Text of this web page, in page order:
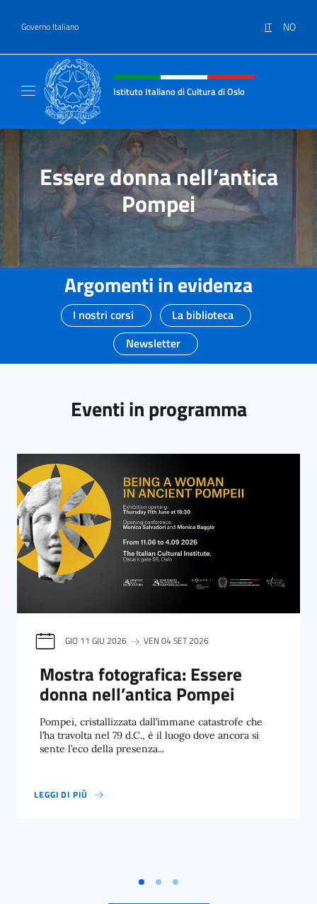
Governo Italiano IT NO
Intestazione sito, social e menù
Istituto Italiano di Cultura di Oslo
Essere donna nell’antica
Pompei
Argomenti in evidenza
I nostri corsi
La biblioteca
Newsletter
Eventi in programma
GIO 11 GIU 2026 VEN 04 SET 2026
Mostra fotografica: Essere
donna nell’antica Pompei
Pompei, cristallizzata dall’immane catastrofe che
l’ha travolta nel 79 d.C., è il luogo dove ancora si
sente l’eco della presenza...
LEGGI DI PIÙ
MOSTRA FOTOGRAFICA: ESSERE DONNA NELL’ANTICA POMPEI